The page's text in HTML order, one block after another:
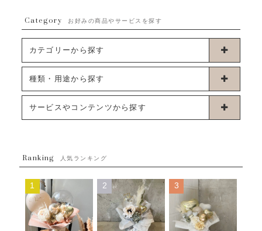
Category お好みの商品やサービスを探す
カテゴリーから探す
卓上タイプバルーン
ブーケタイプバルーン
ムーンリットバルーン
コンフェッティバルーン
フリンジバルーン
種類・用途から探す
お誕生日
開店・周年祝い
発表会・劇場
サービスやコンテンツから探す
発送について
Q&A
メッセージカード・電報について
オーダーメイドについて
Ranking 人気ランキング
1 2 3